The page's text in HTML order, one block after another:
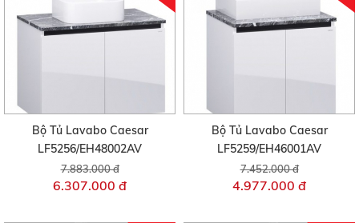
Bộ Tủ Lavabo Caesar
LF5256/EH48002AV
7.883.000 đ
6.307.000 đ
Bộ Tủ Lavabo Caesar
LF5259/EH46001AV
7.452.000 đ
4.977.000 đ